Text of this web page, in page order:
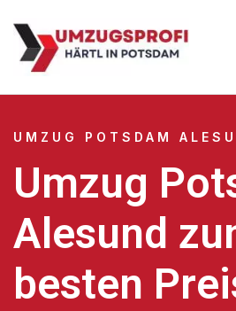
UMZUG POTSDAM
Umzug
Alesund
besten